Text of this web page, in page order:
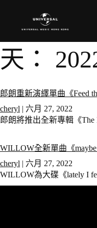
天：
郎朗重新演繹單曲《Feed
cheryl | 六月 27, 2022
郎朗將推出全新專輯《
WILLOW全新單曲《maybe
cheryl | 六月 27, 2022
WILLOW為大碟《lately I